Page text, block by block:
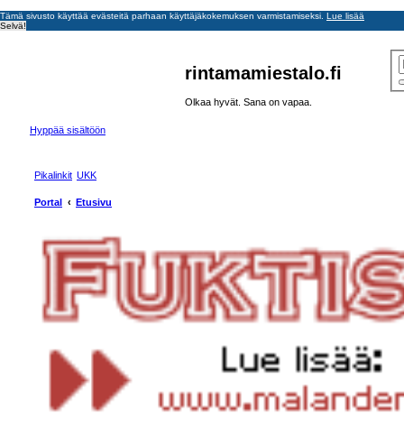
Tämä sivusto käyttää evästeitä parhaan käyttäjäkokemuksen varmistamiseksi. Lue lisää
Selvä!
rintamamiestalo.fi
Olkaa hyvät. Sana on vapaa.
Hyppää sisältöön
Pikalinkit UKK
Portal Etusivu